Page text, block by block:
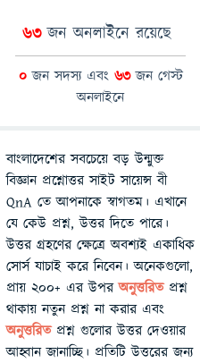
63জন অনলাইনে রয়েছে
0জন সদস্য এবং 63জন গেস্ট
অনলাইনে
বাংলাদেশের সবচেয়ে বড় উন্মুক্ত
বিজ্ঞান প্রশ্নোত্তর সাইট সায়েন্স বী
QnA তে আপনাকে স্বাগতম। এখানে
যে কেউ প্রশ্ন, উত্তর দিতে পারে।
উত্তর গ্রহণের ক্ষেত্রে অবশ্যই একাধিক
সোর্স যাচাই করে নিবেন। অনেকগুলো,
প্রায় ২০০+ এর উপরঅনুত্তরিতপ্রশ্ন
থাকায় নতুন প্রশ্ন না করার এবং
অনুত্তরিত প্রশ্ন গুলোর উত্তর দেওয়ার
আহ্বান জানাচ্ছি। প্রতিটি উত্তরের জন্য